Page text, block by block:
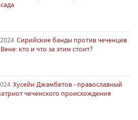
Сирийские банды против чеченцев
кто и что за этим стоит?
Хусейн Джамбетов - православный
чеченского происхождения